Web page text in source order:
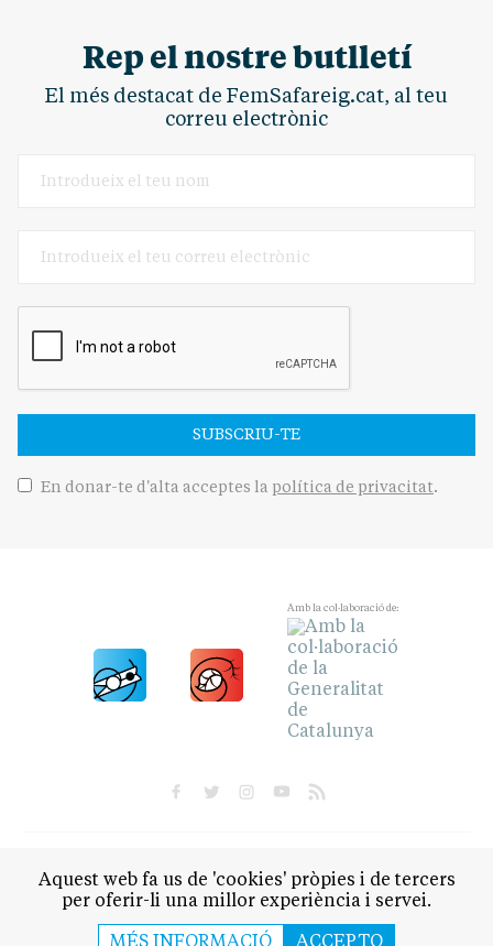
Rep el nostre butlletí
El més destacat de FemSafareig.cat, al teu
correu electrònic
SUBSCRIU-TE
En donar-te d'alta acceptes la política de privacitat.
Amb la col·laboració de:
POLÍTICA CULTURA SOCIETAT
ESPORTS
OPINIÓ
CONTACTE AVÍS LEGAL POLÍTICA DE PRIVACITAT
Aquest web fa us de 'cookies' pròpies i de tercers
per oferir-li una millor experiència i servei.